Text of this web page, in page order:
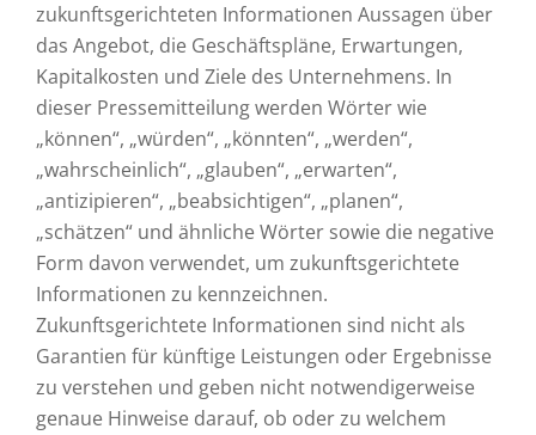
zukunftsgerichteten Informationen Aussagen über
das Angebot, die Geschäftspläne, Erwartungen,
Kapitalkosten und Ziele des Unternehmens. In
dieser Pressemitteilung werden Wörter wie
„können“, „würden“, „könnten“, „werden“,
„wahrscheinlich“, „glauben“, „erwarten“,
„antizipieren“, „beabsichtigen“, „planen“,
„schätzen“ und ähnliche Wörter sowie die negative
Form davon verwendet, um zukunftsgerichtete
Informationen zu kennzeichnen.
Zukunftsgerichtete Informationen sind nicht als
Garantien für künftige Leistungen oder Ergebnisse
zu verstehen und geben nicht notwendigerweise
genaue Hinweise darauf, ob oder zu welchem